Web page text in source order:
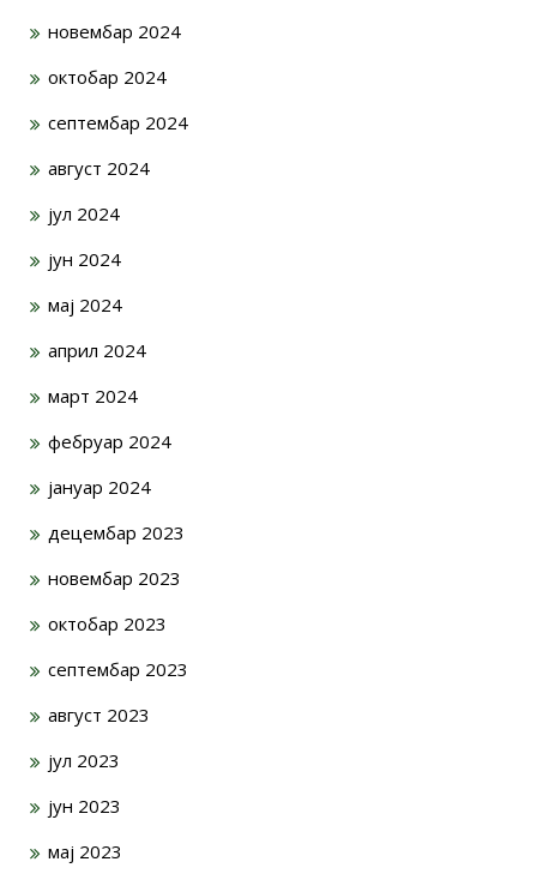
новембар 2024
октобар 2024
септембар 2024
август 2024
јул 2024
јун 2024
мај 2024
април 2024
март 2024
фебруар 2024
јануар 2024
децембар 2023
новембар 2023
октобар 2023
септембар 2023
август 2023
јул 2023
јун 2023
мај 2023